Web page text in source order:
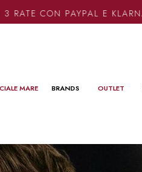
CON PAYPAL E KLARNA
MARE BRANDS OUTLET